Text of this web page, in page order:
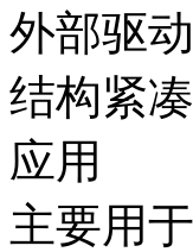
外部驱
结构紧
应用
主要用